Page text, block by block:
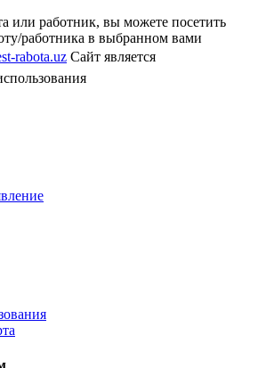
или работник, вы можете посетить
работника в выбранном вами
rabota.uz Сайт является